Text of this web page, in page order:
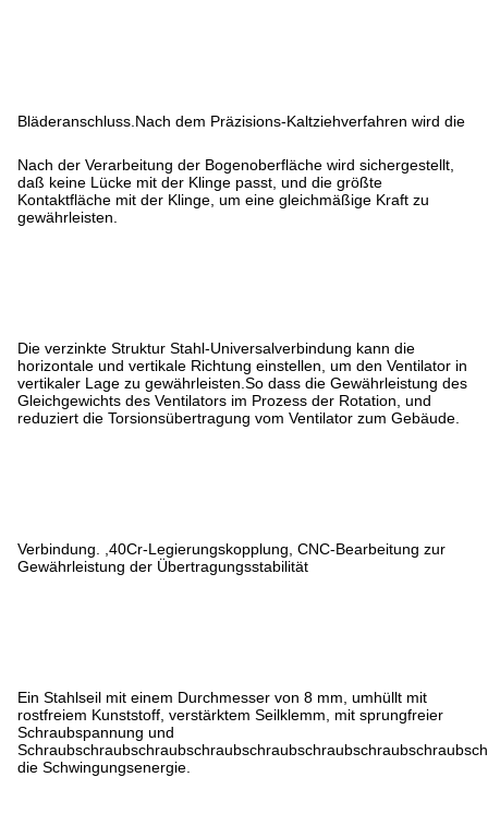
Bläderanschluss.Nach dem Präzisions-Kaltziehverfahren wird die
Nach der Verarbeitung der Bogenoberfläche wird sichergestellt,
daß keine Lücke mit der Klinge passt, und die größte
Kontaktfläche mit der Klinge, um eine gleichmäßige Kraft zu
gewährleisten.
Die verzinkte Struktur Stahl-Universalverbindung kann die
horizontale und vertikale Richtung einstellen, um den Ventilator in
vertikaler Lage zu gewährleisten.So dass die Gewährleistung des
Gleichgewichts des Ventilators im Prozess der Rotation, und
reduziert die Torsionsübertragung vom Ventilator zum Gebäude.
Verbindung. ,40Cr-Legierungskopplung, CNC-Bearbeitung zur
Gewährleistung der Übertragungsstabilität
Ein Stahlseil mit einem Durchmesser von 8 mm, umhüllt mit
rostfreiem Kunststoff, verstärktem Seilklemm, mit sprungfreier
Schraubspannung und
die Schwingungsenergie.